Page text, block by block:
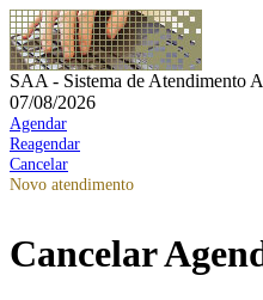
SAA - Sistema de Atendimento
07/08/2026
Agendar
Reagendar
Cancelar
Novo atendimento
Cancelar